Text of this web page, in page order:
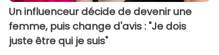
Un influenceur décide de devenir une
femme, puis change d'avis : "Je dois
juste être qui je suis"